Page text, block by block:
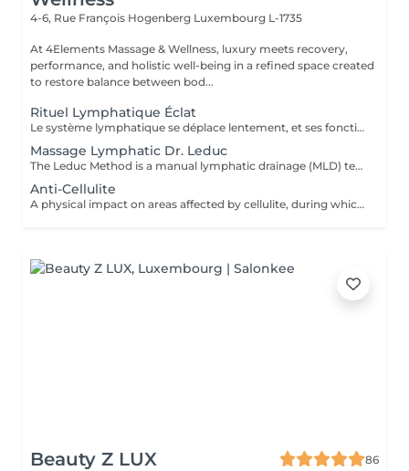
4-6, Rue François Hogenberg Luxembourg L-1735
At 4Elements Massage & Wellness, luxury meets recovery,
performance, and holistic well-being in a refined space created
to restore balance between bod...
Rituel Lymphatique Éclat
Le système lymphatique se déplace lentement, et ses fonctions ne peuvent pas être « accélérées » mécaniquement en peu de temps. Un drainage lymphatique efficace nécessite un travail progressif pour activer les processus naturels de l'organisme. Étapes clés de la séance : relaxation complète de l'appareil musculo-aponévrotique diminution de la densité des tissus et amélioration de leur élasticité activation du flux lymphatique Ce n'est qu'après ces étapes qu'un effet thérapeutique significatif est obtenu : réduction notable des dèmes du visage et du corps sensation de légèreté et diminution de la tension réduction des volumes tissulaires amélioration du tonus et du turgescence de la peau Une durée de 2,5 heures permet de travailler toutes les zones clés du corps, assurant un effet global plutôt qu'une simple sensation locale de confort. Ce n'est pas un massage express. Il s'agit d'une méthode systématique et scientifiquement validée de drainage lymphatique, visant à obtenir des résultats physiologiquement mesurables.
Massage Lymphatic Dr. Leduc
The Leduc Method is a manual lymphatic drainage (MLD) technique that uses gentle, rhythmic hand movements to reroute and clear lymphatic fluid. Developed by Dr. Albert Leduc, it is an evolution of the Vodder method that also incorporates the use of pressotherapy devices and adds special maneuvers to help move fluid away from swollen areas. This technique is used to treat swelling (edema), lymphedema, lipedema, and other conditions by promoting relaxation, reducing fluid retention, and improving the function of the lymphatic system. Technique: Gentle, rhythmic pressure is applied with the hands in a specific direction, following the path of the lymphatic circulation. The Leduc technique adds specific maneuvers to move lymph fluid away from swollen areas and can be combined with pressotherapy devices. Purpose: To stimulate the lymphatic system to drain excess fluid, toxins, and waste products from the body. Applications: Used to treat conditions such as lymphedema, lipedema, and post-surgical swelling, and to help with general fluid retention and stress. Benefits: Helps reduce swelling, improve fluid balance, and promote relaxation.
Anti-Cellulite
A physical impact on areas affected by cellulite, during which the masseur's hands literally knead and work through every fat nodule. Unlike other types of massage, anti-cellulite massage is much deeper and more intense, as it targets the deeper subcutaneous layers. By applying specific massage techniques, blood circulation and lymphatic system activity are stimulated, cellular metabolic processes are restored , tissue oxygen supply improves, excess fluid is removed from the body, swelling decreases , and skin tone and elasticity are renewed, leaving the skin smoother . Indications: cellulite swelling (edema) stress and muscular tension excess weight decreased muscle tone various injuries and their consequences
Beauty Z LUX
86